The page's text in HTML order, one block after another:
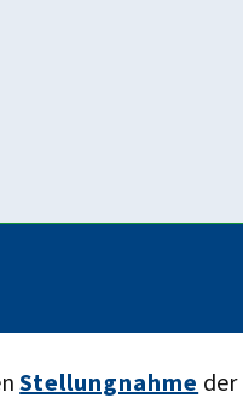
Sachverständigen
IG-JMV zum
bei, die
Stellungnahme der